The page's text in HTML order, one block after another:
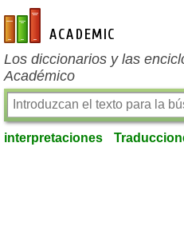
es-academic.com
Los diccionarios y las
Académico
interpretaciones